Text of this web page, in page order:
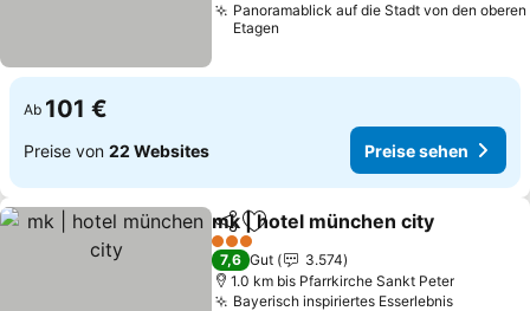
Panoramablick auf die Stadt von den oberen
Etagen
Ab 101 €
Preise von 22 Websites Preise sehen
TeilenZu Favoriten hinzufügen
mk | hotel münchen city
3 Sterne
7,6 Gut
3.574
1.0 km bis Pfarrkirche Sankt Peter
Bayerisch inspiriertes Esserlebnis